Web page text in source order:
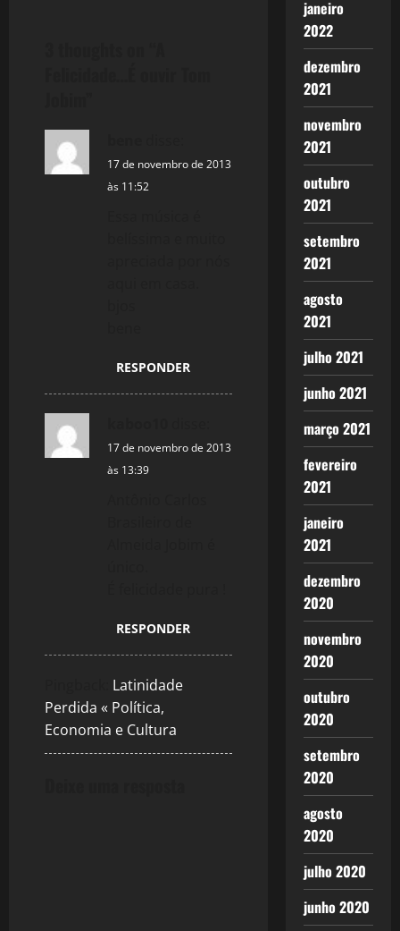
17 de novembro de 2013
às 11:52
RESPONDER
17 de novembro de 2013
às 13:39
RESPONDER
Latinidade
Perdida « Política,
Economia e Cultura
janeiro
2022
dezembro
2021
novembro
2021
outubro
2021
setembro
2021
agosto
2021
julho 2021
junho 2021
março 2021
fevereiro
2021
janeiro
2021
dezembro
2020
novembro
2020
outubro
2020
setembro
2020
agosto
2020
julho 2020
junho 2020